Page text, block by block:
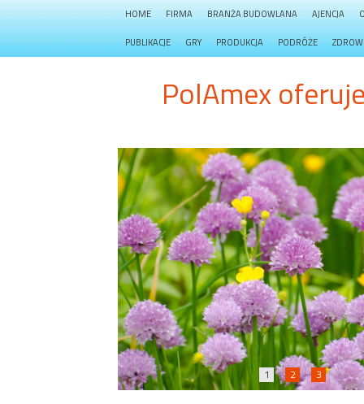
HOME FIRMA BRANŻA BUDOWLANA AJENCJA
PUBLIKACJE GRY PRODUKCJA PODRÓŻE
PolAmex
1 2 3